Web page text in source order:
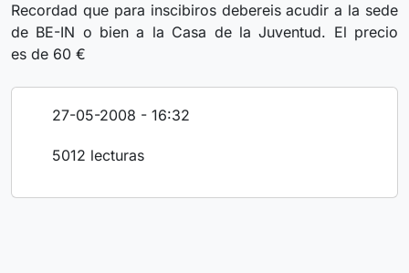
Recordad que para inscibiros debereis acudir a la sede
de BE-IN o bien a la Casa de la Juventud. El precio
es de 60 €
27-05-2008 - 16:32
5012 lecturas